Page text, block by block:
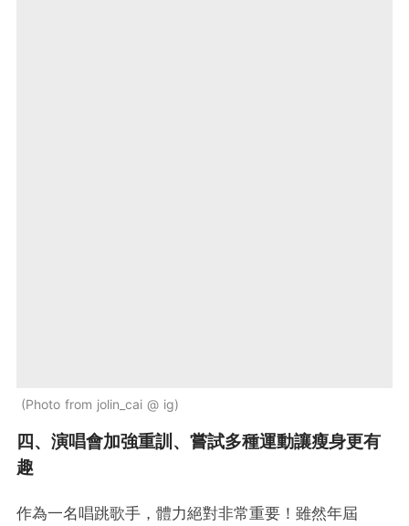
Photo from jolin_cai @ ig
四、演唱會加強重訓、嘗試多種運動讓瘦身更有
趣
作為一名唱跳歌手，體力絕對非常重要！雖然年屆